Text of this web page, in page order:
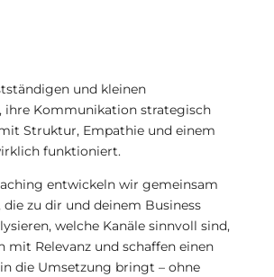
und kleinen
ihre Kommunikation strategisch
Struktur, Empathie und einem
funktioniert.
entwickeln wir gemeinsam
die zu dir und deinem Business
welche Kanäle sinnvoll sind,
mit Relevanz und schaffen einen
die Umsetzung bringt – ohne